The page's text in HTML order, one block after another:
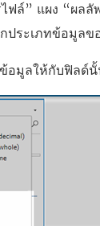
ฟล์” แผง “ผลลั
ประเภทข้อมูลข
อมูลให้กับฟิลด์นั้